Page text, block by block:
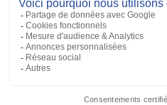
Tactical Remote
with interface
Ajouter à la liste